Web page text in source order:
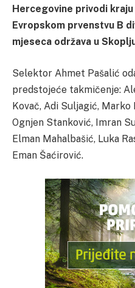
Hercegovine privodi
Evropskom prvenstvu B
mjeseca održava u
Selektor Ahmet Pašalić
predstojeće takmičenje:
Kovač, Adi Suljagić, Marko
Ognjen Stanković, Imran
Elman Mahalbašić, Luka
Eman Šaćirović.